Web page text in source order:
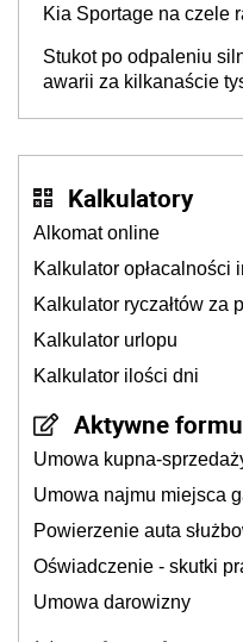
Kia Sportage na czele
Stukot po odpaleniu
awarii za kilkanaście
Kalkulatory
Alkomat online
Kalkulator opłacalności
Kalkulator ryczałtów za
Kalkulator urlopu
Kalkulator ilości dni
Aktywne
Umowa kupna-
Umowa najmu miejsca
Powierzenie auta
Oświadczenie - skutki
Umowa darowizny